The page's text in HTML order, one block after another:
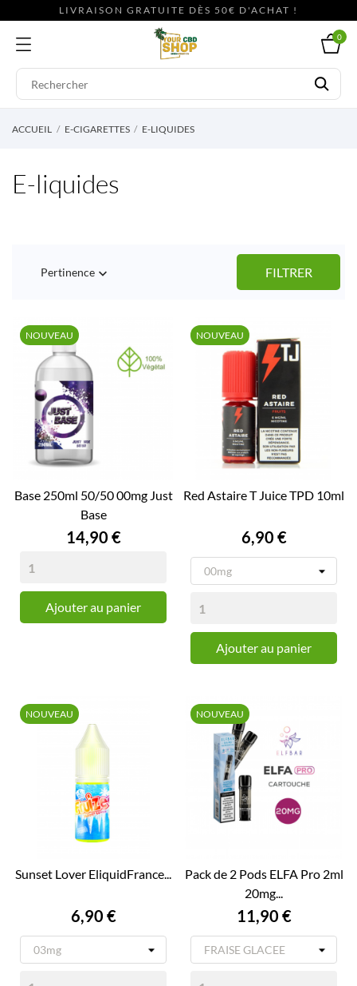
LIVRAISON GRATUITE DÈS 50€ D'ACHAT !
0
ACCUEIL E-CIGARETTES E-LIQUIDES
E-liquides
Pertinence  FILTRER
Base 250ml 50/50 00mg Just
Base
Prix
14,90 €
Ajouter au panier
NOUVEAU
Red Astaire T Juice TPD 10ml
Prix
6,90 €
Ajouter au panier
NOUVEAU
Sunset Lover EliquidFrance...
Prix
6,90 €
NOUVEAU
Pack de 2 Pods ELFA Pro 2ml
20mg...
Prix
11,90 €
NOUVEAU